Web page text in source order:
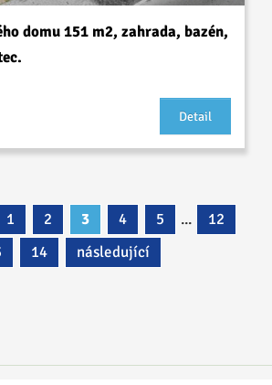
domu 151 m2, zahrada, bazén,
Detail
1 2 3 4 5 ...
12
14 následující